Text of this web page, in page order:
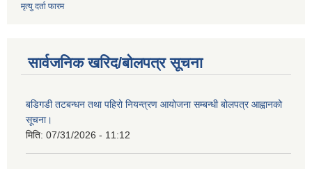
मृत्यु दर्ता फारम
सार्वजनिक खरिद/बोलपत्र सूचना
बडिगडी तटबन्धन तथा पहिरो नियन्त्रण आयोजना सम्बन्धी बोलपत्र आह्वानको
सूचना।
मिति: 07/31/2026 - 11:12